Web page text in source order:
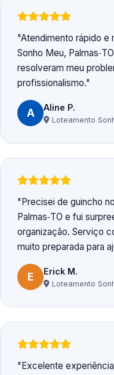
Atendimento rápido e
Sonho Meu,
resolveram meu
profissionalismo.
A Aline P.
Loteamento
Precisei de guincho
Palmas‑TO e fui
organização. Serviço
muito preparada para
E Erick M.
Loteamento
Excelente